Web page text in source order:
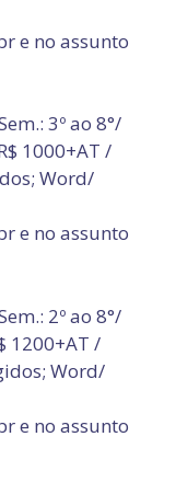
e no assunto
3º ao 8°/
1000+AT /
Word/
e no assunto
2º ao 8°/
1200+AT /
Word/
e no assunto